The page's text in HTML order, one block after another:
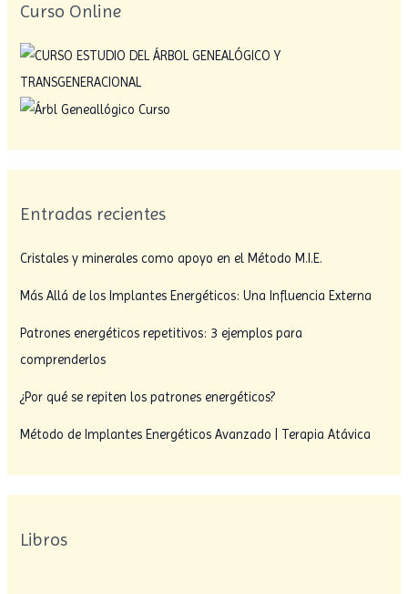
Curso Online
Entradas recientes
Cristales y minerales como apoyo en el Método M.I.E.
Más Allá de los Implantes Energéticos: Una Influencia Externa
Patrones energéticos repetitivos: 3 ejemplos para
comprenderlos
¿Por qué se repiten los patrones energéticos?
Método de Implantes Energéticos Avanzado | Terapia Atávica
Libros